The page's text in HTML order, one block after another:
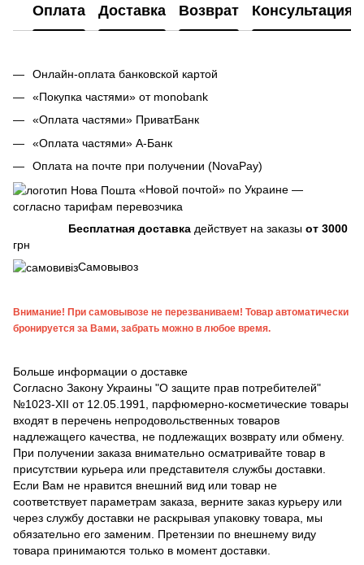
Оплата Доставка Возврат Консультация
Онлайн-оплата банковской картой
«Покупка частями» от monobank
«Оплата частями» ПриватБанк
«Оплата частями» А-Банк
Оплата на почте при получении (NovaPay)
«Новой почтой» по Украине —
согласно тарифам перевозчика
Бесплатная доставка действует на заказы от 3000
грн
Самовывоз
Внимание! При самовывозе не перезваниваем! Товар автоматически
бронируется за Вами, забрать можно в любое время.
Больше информации о доставке
Согласно Закону Украины "О защите прав потребителей"
№1023-XII от 12.05.1991, парфюмерно-косметические товары
входят в перечень непродовольственных товаров
надлежащего качества, не подлежащих возврату или обмену.
При получении заказа внимательно осматривайте товар в
присутствии курьера или представителя службы доставки.
Если Вам не нравится внешний вид или товар не
соответствует параметрам заказа, верните заказ курьеру или
через службу доставки не раскрывая упаковку товара, мы
обязательно его заменим. Претензии по внешнему виду
товара принимаются только в момент доставки.